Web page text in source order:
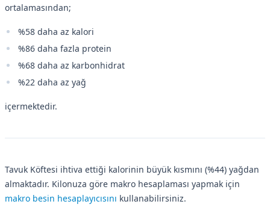
ortalamasından;
%58 daha az kalori
%86 daha fazla protein
%68 daha az karbonhidrat
%22 daha az yağ
içermektedir.
Tavuk Köftesi ihtiva ettiği kalorinin büyük kısmını (%44) yağdan
almaktadır. Kilonuza göre makro hesaplaması yapmak için
makro besin hesaplayıcısını kullanabilirsiniz.